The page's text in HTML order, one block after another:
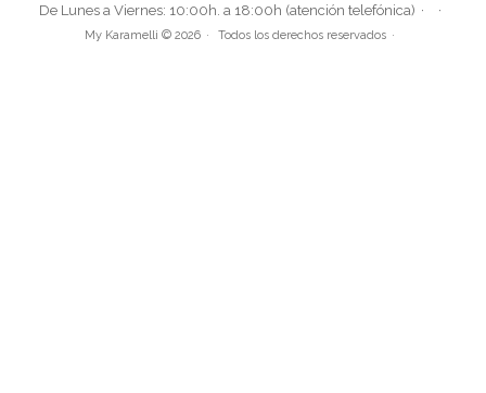
De Lunes a Viernes: 10:00h. a 18:00h (atención telefónica)
My Karamelli © 2026 Todos los derechos reservados